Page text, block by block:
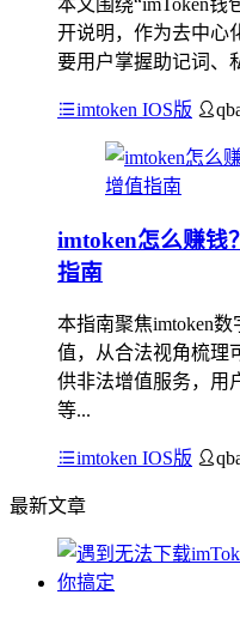
开说明，作为去中心
要用户掌握助记词、
imtoken IOS版
imtoken怎么赚钱
指南
本指南聚焦imtoken
值，从合法视角梳理
供非法增值服务，用
等...
imtoken IOS版
最新文章